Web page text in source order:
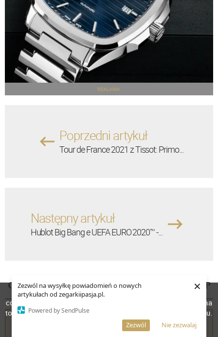
Zezwól na wysyłkę powiadomień o nowych
artykułach od zegarkiipasja.pl.
Powered by SendPulse
Nie zezwalaj
Zezwól
×
REKLAMA
Poprzedni artykuł
Tour de France 2021 z Tissot: Primo...
Następny artykuł
Hublot Big Bang e UEFA EURO 2020™ -...
OSTATNIO AKTYWNI W SPOŁECZNOŚCI ZIP
W celu poprawienia jakości usług korzystamy z plików
cookies. Pozostanie na stronie oznacza, iż wyrażasz zgodę na
to, że pliki cookies będą przechowywane w Twoim urządzeniu.
Więcej informacji